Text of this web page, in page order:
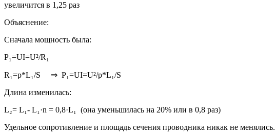
увеличится в 1,25 раз
Объяснение:
Сначала мощность была:
P₁=UI=U²/R₁
R₁=p*L₁/S ⇒ P₁=UI=U²/p*L₁/S
Длина изменилась:
L₂= L₁- L₁·n = 0,8·L₁ (она уменьшилась на 20% или в 0,8 раз)
Удельное сопротивление и площадь сечения проводника никак не менялись.